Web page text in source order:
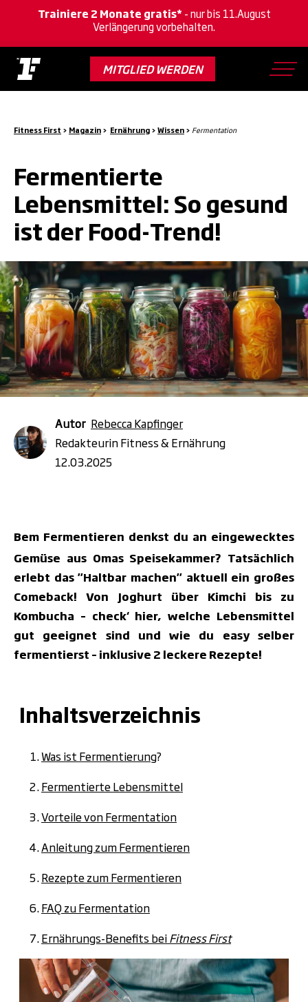
Skip
main
content
MITGLIED WERDEN
Trainiere 2 Monate gratis* - nur bis 11.August
Verlängerung vorbehalten.
Fitness First > Magazin > Ernährung > Wissen > Fermentation
Fermentierte
Lebensmittel: So gesund
ist der Food-Trend!
Autor Rebecca Kapfinger
Redakteurin Fitness & Ernährung
12.03.2025
Bem Fermentieren denkst du an eingewecktes
Gemüse aus Omas Speisekammer? Tatsächlich
erlebt das "Haltbar machen" aktuell ein großes
Comeback! Von Joghurt über Kimchi bis zu
Kombucha – check‘ hier, welche Lebensmittel
gut geeignet sind und wie du easy selber
fermentierst – inklusive 2 leckere Rezepte!
Inhaltsverzeichnis
Was ist Fermentierung?
Fermentierte Lebensmittel
Vorteile von Fermentation
Anleitung zum Fermentieren
Rezepte zum Fermentieren
FAQ zu Fermentation
Ernährungs-Benefits beiFitness First